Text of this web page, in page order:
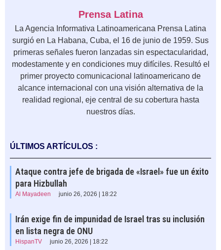
Prensa Latina
La Agencia Informativa Latinoamericana Prensa Latina
surgió en La Habana, Cuba, el 16 de junio de 1959. Sus
primeras señales fueron lanzadas sin espectacularidad,
modestamente y en condiciones muy difíciles. Resultó el
primer proyecto comunicacional latinoamericano de
alcance internacional con una visión alternativa de la
realidad regional, eje central de su cobertura hasta
nuestros días.
ÚLTIMOS ARTÍCULOS :
Ataque contra jefe de brigada de «Israel» fue un éxito
para Hizbullah
Al Mayadeen junio 26, 2026 | 18:22
Irán exige fin de impunidad de Israel tras su inclusión
en lista negra de ONU
HispanTV junio 26, 2026 | 18:22